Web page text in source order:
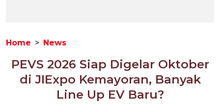
Home News
PEVS 2026 Siap Digelar Oktober
di JIExpo Kemayoran, Banyak
Line Up EV Baru?